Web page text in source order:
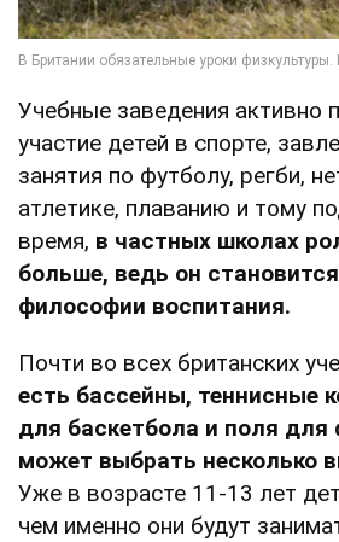
Учебные заведения активно
участие детей в спорте,
занятия по футболу, регби,
атлетике, плаванию и тому
время, в частных школах
больше, ведь он
философии воспитания.
Почти во всех британских
есть бассейны, теннисные
для баскетбола и поля для
может выбрать несколько
Уже в возрасте 11-13 лет
чем именно они будут